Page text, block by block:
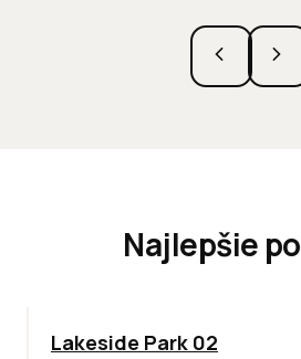
Najlepšie
ODPORÚČAME
Lakeside Park 02